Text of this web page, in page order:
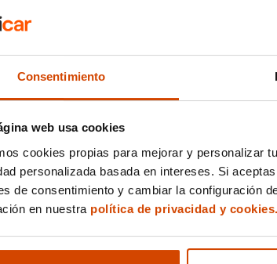
Consentimiento
web usa cookies
cookies propias para mejorar y personalizar
personalizada basada en intereses. Si
de consentimiento y cambiar la configuración
en nuestra política de privacidad y cookies.
de aparcamiento para
discapacitados es necesario cumplir ciertos
presentar un certificado oficial que acredite
de la comunidad autónoma.
movilidad reducida del solicitante, debe ser